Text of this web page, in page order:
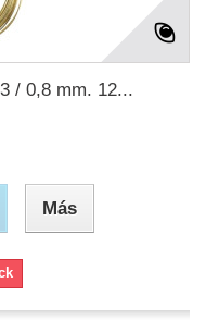
/ 0,8 mm. 12...
Más